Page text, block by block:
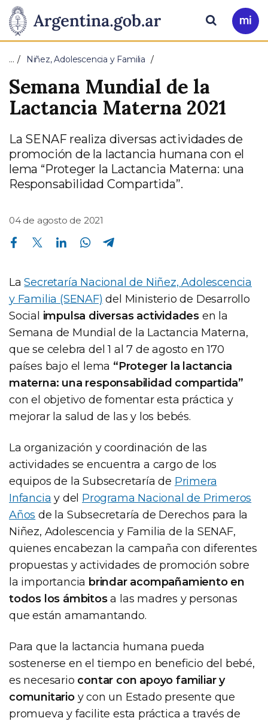
Presidencia
de
la
Nación
Pasar al contenido principal
Ir
a
Buscar
… Niñez, Adolescencia y Familia
Semana Mundial de la
Lactancia Materna 2021
La SENAF realiza diversas actividades de
promoción de la lactancia humana con el
lema “Proteger la Lactancia Materna: una
Responsabilidad Compartida”.
04 de agosto de 2021
Compartir en Facebook Compartir en Twitter Compartir en Linkedin Compartir en Whatsapp
LaSecretaría Nacional de Niñez, Adolescencia
y Familia (SENAF) del Ministerio de Desarrollo
Social impulsa diversas actividades en la
Semana de Mundial de la Lactancia Materna,
que se celebra del 1 al 7 de agosto en 170
países bajo el lema “Proteger la lactancia
materna: una responsabilidad compartida”
con el objetivo de fomentar esta práctica y
mejorar la salud de las y los bebés.
La organización y coordinación de las
actividades se encuentra a cargo de los
equipos de la Subsecretaría de Primera
Infancia y del Programa Nacional de Primeros
Años de la Subsecretaría de Derechos para la
Niñez, Adolescencia y Familia de la SENAF,
quienes encabezan la campaña con diferentes
propuestas y actividades de promoción sobre
la importancia brindar acompañamiento en
todos los ámbitosa las madres y personas
que están amamantando.
Para que la lactancia humana pueda
sostenerse en el tiempo en beneficio del bebé,
es necesario contar con apoyo familiar y
comunitarioy con un Estado presente que
promueva y facilite esta práctica a través de